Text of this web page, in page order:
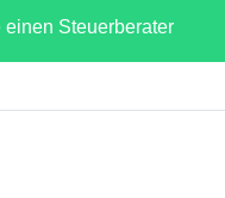
einen Steuerberater